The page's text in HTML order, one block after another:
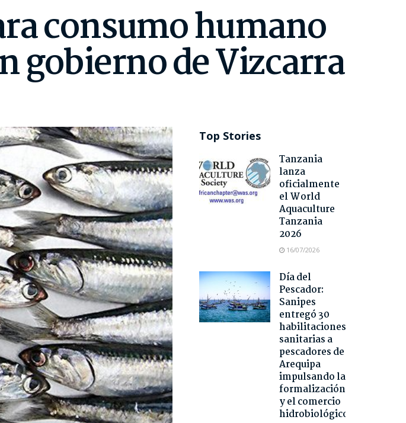
consumo humano
gobierno de Vizcarra
Top Stories
Tanzania
lanza
oficialmente
el World
Aquaculture
Tanzania
2026
16/07/2026
Día del
Pescador:
Sanipes
entregó 30
habilitaciones
sanitarias a
pescadores de
Arequipa
impulsando la
formalización
y el comercio
hidrobiológico